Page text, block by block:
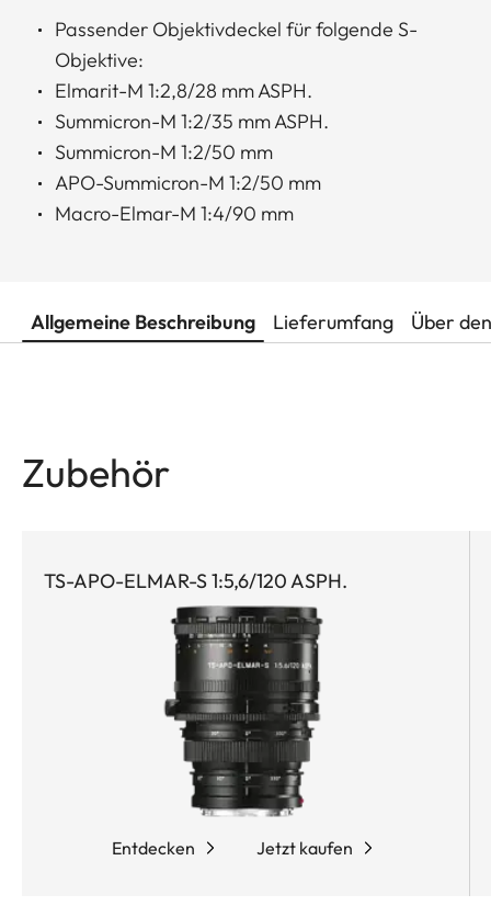
Passender Objektivdeckel für folgende S-
Objektive:
Elmarit-M 1:2,8/28 mm ASPH.
Summicron-M 1:2/35 mm ASPH.
Summicron-M 1:2/50 mm
APO-Summicron-M 1:2/50 mm
Macro-Elmar-M 1:4/90 mm
Allgemeine Beschreibung Lieferumfang Über
Zubehör
TS-APO-ELMAR-S 1:5,6/120 ASPH.
Entdecken Jetzt kaufen